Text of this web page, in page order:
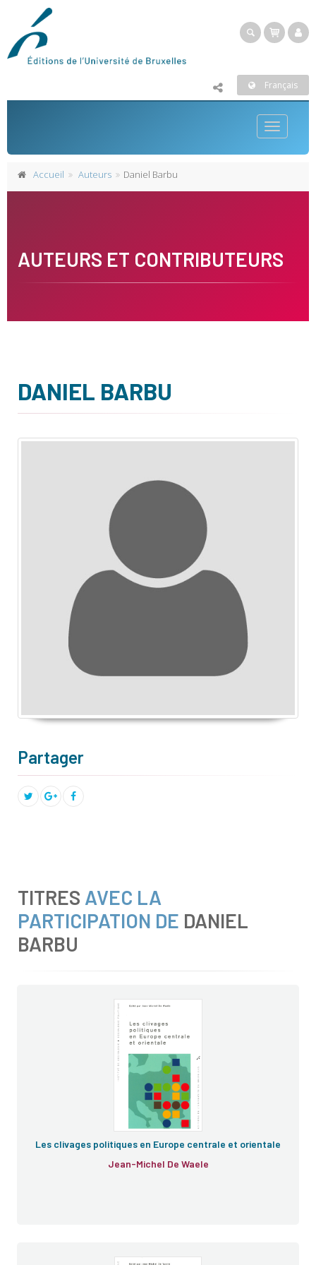
Français
Toggle
Accueil Auteurs Daniel Barbu
AUTEURS ET CONTRIBUTEURS
DANIEL BARBU
Partager
TITRES AVEC LA
PARTICIPATION DE DANIEL
BARBU
Les clivages politiques en Europe centrale et orientale
Jean-Michel De Waele